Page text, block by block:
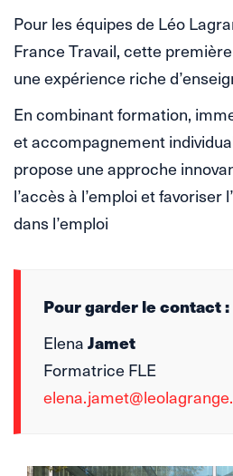
Pour les équipes de Léo
France Travail, cette
une expérience riche
En combinant formation,
et accompagnement
propose une approche
l’accès à l’emploi et favoriser
dans l’emploi
Pour garder le contact :
ElenaJamet
Formatrice FLE